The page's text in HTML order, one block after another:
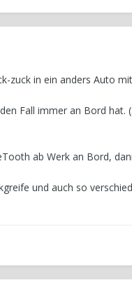
zuck in ein anders Auto
Fall immer an Bord hat.
ab Werk an Bord,
und auch so